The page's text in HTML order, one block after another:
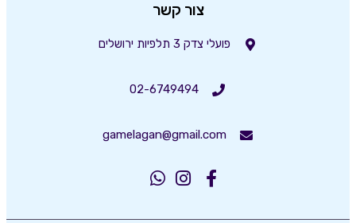
צור קשר
פועלי צדק 3 תלפיות ירושלים
02-6749494
gamelagan@gmail.com